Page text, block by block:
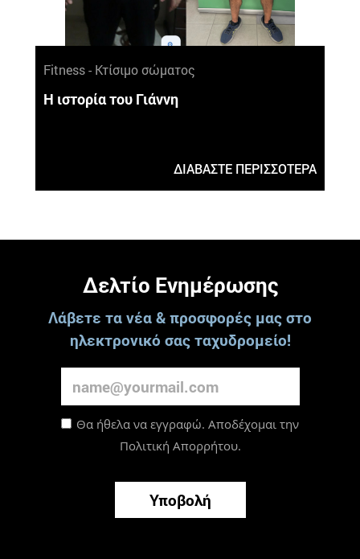
Fitness - Κτίσιμο σώματος
Η ιστορία του Γιάννη
ΔΙΑΒΑΣΤΕ ΠΕΡΙΣΣΟΤΕΡΑ
Δελτίο Ενημέρωσης
Λάβετε τα νέα & προσφορές μας στο
ηλεκτρονικό σας ταχυδρομείο!
Θα ήθελα να εγγραφώ. Αποδέχομαι την
Πολιτική Απορρήτου.
Υποβολή